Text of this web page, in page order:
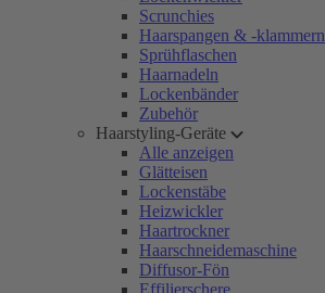
Scrunchies
Haarspangen & -klammern
Sprühflaschen
Haarnadeln
Lockenbänder
Zubehör
Haarstyling-Geräte
Alle anzeigen
Glätteisen
Lockenstäbe
Heizwickler
Haartrockner
Haarschneidemaschine
Diffusor-Fön
Effilierschere